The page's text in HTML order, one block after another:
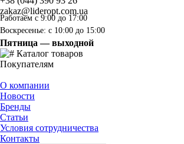
zakaz@lideropt.com.ua
Работаем с 9:00 до 17:00
Воскресенье: с 10:00 до 15:00
Пятница — выходной
Каталог товаров
Покупателям
О компании
Новости
Бренды
Статьи
Условия сотрудничества
Контакты